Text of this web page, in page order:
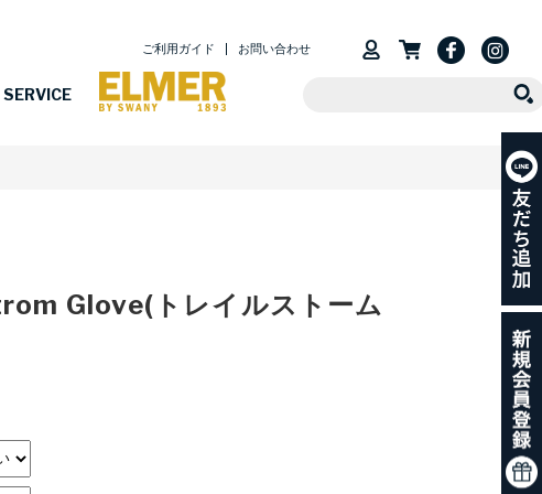
ご利用ガイド お問い合わせ
SERVICE
Glove(トレイルストーム